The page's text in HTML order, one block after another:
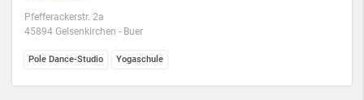
Pfefferackerstr. 2a
45894 Gelsenkirchen - Buer
Pole Dance-Studio Yogaschule